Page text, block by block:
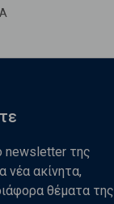
newsletter της
νέα ακίνητα,
θέματα της